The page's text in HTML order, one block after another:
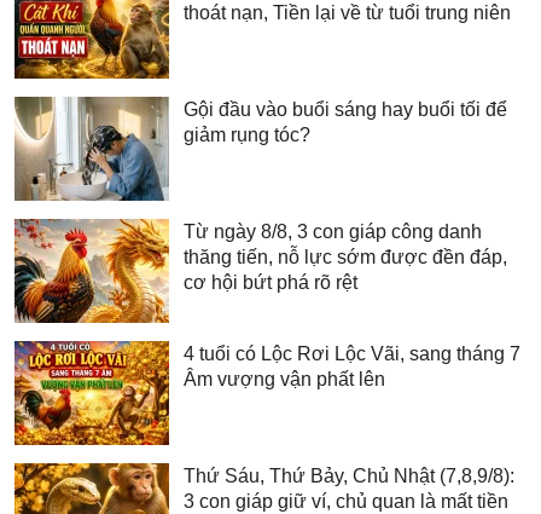
thoát nạn, Tiền lại về từ tuổi trung niên
Gội đầu vào buổi sáng hay buổi tối để
giảm rụng tóc?
Từ ngày 8/8, 3 con giáp công danh
thăng tiến, nỗ lực sớm được đền đáp,
cơ hội bứt phá rõ rệt
4 tuổi có Lộc Rơi Lộc Vãi, sang tháng 7
Âm vượng vận phất lên
Thứ Sáu, Thứ Bảy, Chủ Nhật (7,8,9/8):
3 con giáp giữ ví, chủ quan là mất tiền